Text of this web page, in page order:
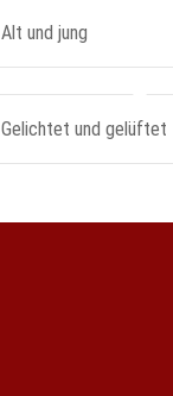
Alt und jung
Gelichtet und gelüftet